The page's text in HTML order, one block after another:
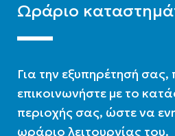
Ωράριο
Για την εξυπηρέτησή
επικοινωνήστε με το
περιοχής σας, ώστε να
ωράριο λειτουργίας του.